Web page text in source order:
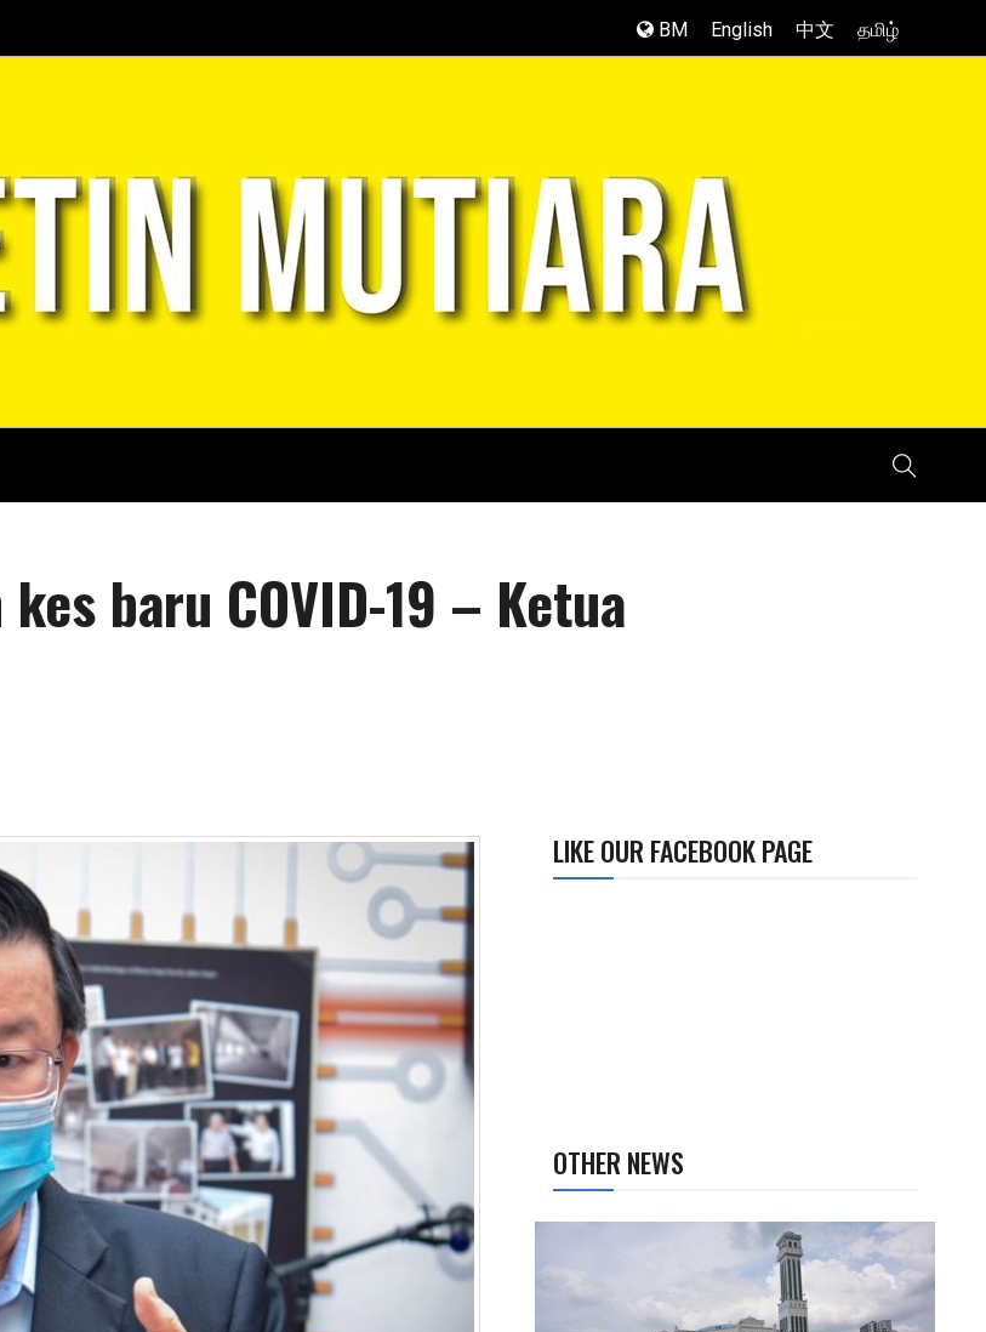
BM English 中文 தமிழ்
baru COVID-19 – Ketua
LIKE OUR FACEBOOK PAGE
OTHER NEWS